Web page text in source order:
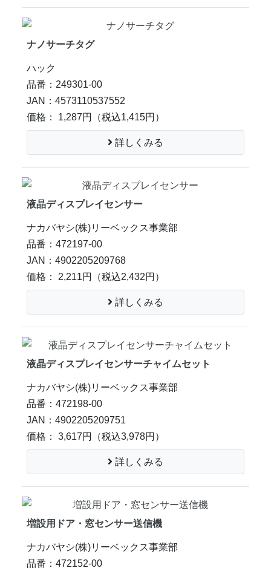
ナノサーチタグ
ハック
品番：249301-00
JAN：4573110537552
価格： 1,287円
（税込1,415円）
詳しくみる
液晶ディスプレイセンサー
ナカバヤシ(株)リーベックス事業部
品番：472197-00
JAN：4902205209768
価格： 2,211円
（税込2,432円）
詳しくみる
液晶ディスプレイセンサーチャイムセット
ナカバヤシ(株)リーベックス事業部
品番：472198-00
JAN：4902205209751
価格： 3,617円
（税込3,978円）
詳しくみる
増設用ドア・窓センサー送信機
ナカバヤシ(株)リーベックス事業部
品番：472152-00